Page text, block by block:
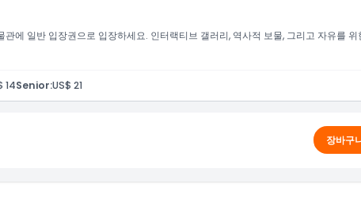
관에 일반 입장권으로 입장하세요. 인터랙티브 갤러리, 역사적 보물, 그리고 자유를 위
14Senior:US$ 21
장바구